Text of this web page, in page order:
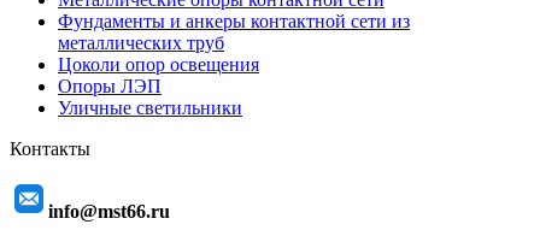
Фундаменты и анкеры контактной сети из
металлических труб
Цоколи опор освещения
Опоры ЛЭП
Уличные светильники
Контакты
info@mst66.ru